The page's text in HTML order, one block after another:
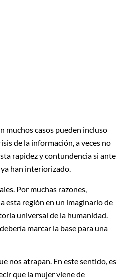
muchos casos pueden incluso
de la información, a veces no
rapidez y contundencia si
han interiorizado.
Por muchas razones,
esta región en un imaginario de
universal de la humanidad.
marcar la base para una
nos atrapan. En este sentido, es
que la mujer viene de